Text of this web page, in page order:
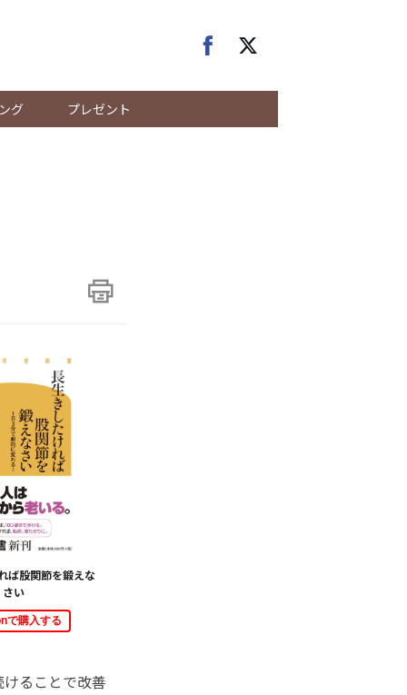
グ プレゼント
ば股関節を鍛えな
さい
で購入する
ることで改善